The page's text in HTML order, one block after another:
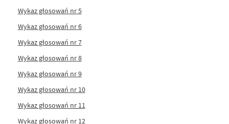
Wykaz głosowań nr 5
Wykaz głosowań nr 6
Wykaz głosowań nr 7
Wykaz głosowań nr 8
Wykaz głosowań nr 9
Wykaz głosowań nr 10
Wykaz głosowań nr 11
Wykaz głosowań nr 12